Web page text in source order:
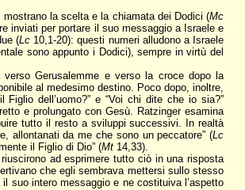
la scelta e la chiamata dei Dodici (Mc
inviati per portare il suo messaggio a Israele e
(Lc 10,1-20): questi numeri alludono a Israele
sono appunto i Dodici), sempre in virtù del
Gerusalemme e verso la croce dopo la
al medesimo destino. Poco dopo, inoltre,
dell’uomo?” e “Voi chi dite che io sia?”
e prolungato con Gesù. Ratzinger esamina
tutto il resto a sviluppi successivi. In realtà
allontanati da me che sono un peccatore” (Lc
il Figlio di Dio” (Mt14,33).
ad esprimere tutto ciò in una risposta
che egli sembrava mettersi sullo stesso
suo intero messaggio e ne costituiva l’aspetto